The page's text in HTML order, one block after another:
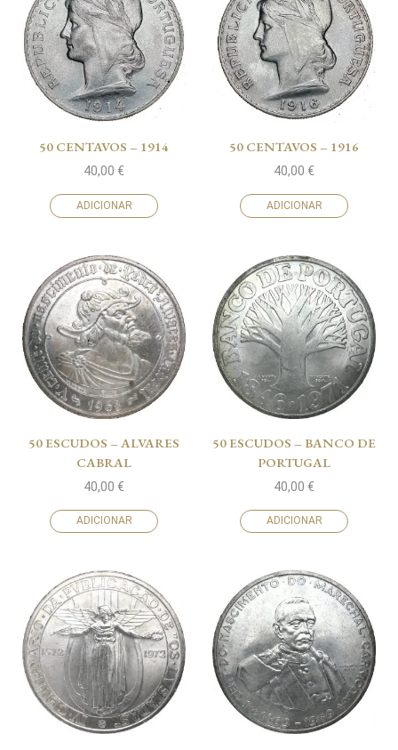
50 CENTAVOS – 1914
40,00 €
ADICIONAR
50 CENTAVOS – 1916
40,00 €
ADICIONAR
50 ESCUDOS – ALVARES
CABRAL
40,00 €
ADICIONAR
50 ESCUDOS – BANCO DE
PORTUGAL
40,00 €
ADICIONAR